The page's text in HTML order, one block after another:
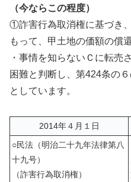
（今ならこの程度）
①詐害行為取消権に基づき
もって、甲土地の価額の償
・事情を知らないＣに転売
困難と判断し、第424条の
としています。
2014年４月１日
○民法（明治二十九年法律第八
十九号）
（詐害行為取消権）